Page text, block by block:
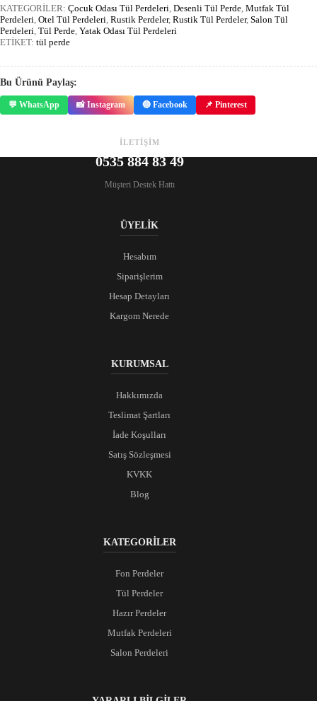
KATEGORİLER: Çocuk Odası Tül Perdeleri Desenli Tül Perde Mutfak Tül
Perdeleri Otel Tül Perdeleri Rustik Perdeler, Rustik Tül Perdeler, Salon Tül
Perdeleri Tül Perde Yatak Odası Tül Perdeleri
ETİKET: tül perde
Bu Ürünü Paylaş:
💬 WhatsApp 📸 Instagram 🔵 Facebook 📌 Pinterest
İLETİŞİM
0535 884 83 49
Müşteri Destek Hattı
ÜYELİK
Hesabım
Siparişlerim
Hesap Detayları
Kargom Nerede
KURUMSAL
Hakkımızda
Teslimat Şartları
İade Koşulları
Satış Sözleşmesi
KVKK
Blog
KATEGORİLER
Fon Perdeler
Tül Perdeler
Hazır Perdeler
Mutfak Perdeleri
Salon Perdeleri